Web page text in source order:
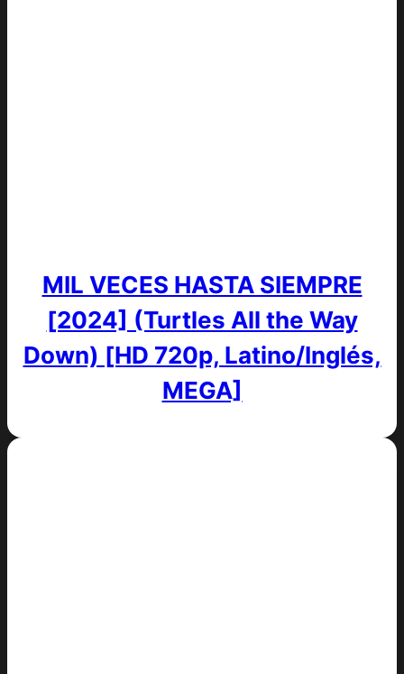
MIL VECES HASTA SIEMPRE
[2024] (Turtles All the Way
Down) [HD 720p, Latino/Inglés,
MEGA]